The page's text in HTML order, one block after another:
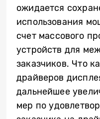
ожидается
использования
счет массового
устройств для
заказчиков. Что
драйверов
дальнейшее
мер по